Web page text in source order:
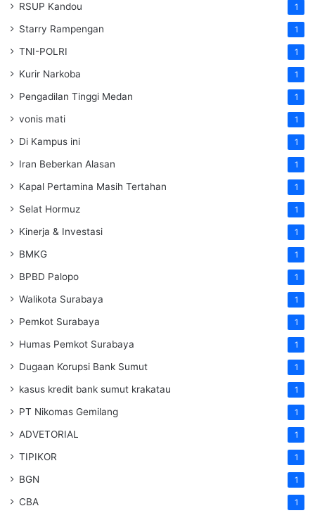
RSUP Kandou 1
Starry Rampengan 1
TNI-POLRI 1
Kurir Narkoba 1
Pengadilan Tinggi Medan 1
vonis mati 1
Di Kampus ini 1
Iran Beberkan Alasan 1
Kapal Pertamina Masih Tertahan 1
Selat Hormuz 1
Kinerja & Investasi 1
BMKG 1
BPBD Palopo 1
Walikota Surabaya 1
Pemkot Surabaya 1
Humas Pemkot Surabaya 1
Dugaan Korupsi Bank Sumut 1
kasus kredit bank sumut krakatau 1
PT Nikomas Gemilang 1
ADVETORIAL 1
TIPIKOR 1
BGN 1
CBA 1